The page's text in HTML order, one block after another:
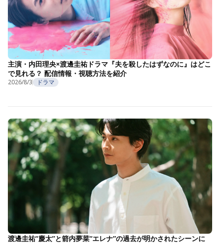
主演・内田理央×渡邊圭祐ドラマ『夫を殺したはずなのに』はどこ
で見れる？ 配信情報・視聴方法を紹介
2026/8/3 ドラマ
渡邊圭祐“慶太”と箭内夢菜“エレナ”の過去が明かされたシーンに